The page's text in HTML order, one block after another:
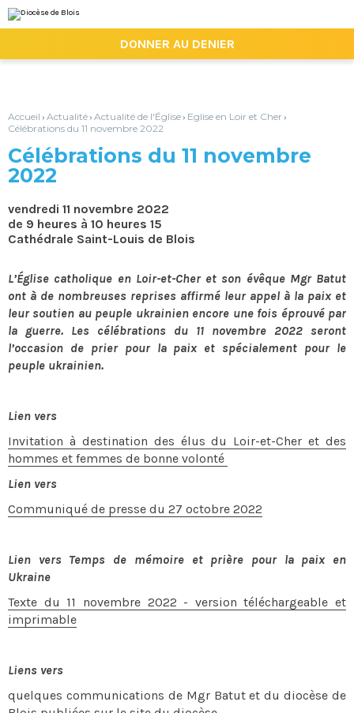
au
contenu.
la
personnels
DONNER AU DENIER
Accueil › Actualité› Actualité de l'Église› Eglise en Loir et Cher›
Célébrations du 11 novembre 2022
Célébrations du 11 novembre
2022
vendredi 11 novembre 2022
de 9 heures à 10 heures 15
Cathédrale Saint-Louis de Blois
L’Église catholique en Loir-et-Cher et son évêque Mgr Batut
ont à de nombreuses reprises affirmé leur appel à la paix et
leur soutien au peuple ukrainien encore une fois éprouvé par
la guerre. Les célébrations du 11 novembre 2022 seront
l’occasion de prier pour la paix et spécialement pour le
peuple ukrainien.
Lien vers
Invitation à destination des élus du Loir-et-Cher et des
hommes et femmes de bonne volonté
Lien vers
Communiqué de presse du 27 octobre 2022
Lien vers Temps de mémoire et prière pour la paix en
Ukraine
Texte du 11 novembre 2022 - version téléchargeable et
imprimable
Liens vers
quelques communications de Mgr Batut et du diocèse de